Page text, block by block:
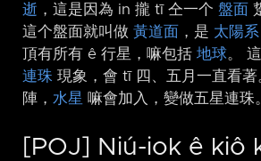
逝 ，這是因為 in 攏 tī 仝一个 盤面
這个盤面就叫做 黃道面 ，是 太陽系
頂有所有 ê 行星，嘛包括 地球。
連珠 現象，會 tī 四、五月一直看
陣， 水星 嘛會加入，變做五星連珠
[POJ] Niú-iok ê kiô